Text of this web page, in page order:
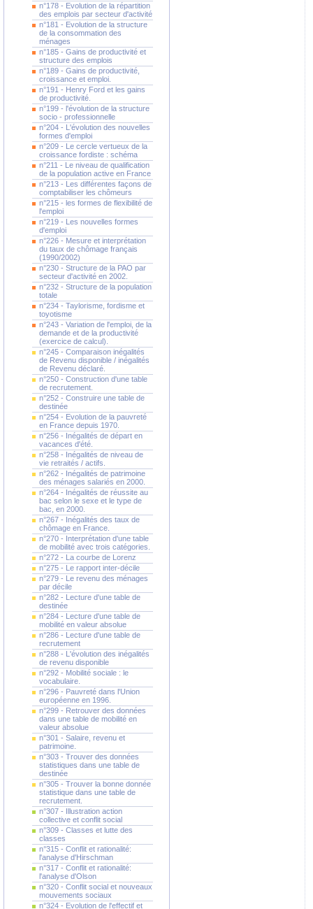
n°178 - Evolution de la répartition
des emplois par secteur d'activité
n°181 - Evolution de la structure
de la consommation des
ménages
n°185 - Gains de productivité et
structure des emplois
n°189 - Gains de productivité,
croissance et emploi.
n°191 - Henry Ford et les gains
de productivité.
n°199 - l'évolution de la structure
socio - professionnelle
n°204 - L'évolution des nouvelles
formes d'emploi
n°209 - Le cercle vertueux de la
croissance fordiste : schéma
n°211 - Le niveau de qualification
de la population active en France
n°213 - Les différentes façons de
comptabiliser les chômeurs
n°215 - les formes de flexibilité de
l'emploi
n°219 - Les nouvelles formes
d'emploi
n°226 - Mesure et interprétation
du taux de chômage français
(1990/2002)
n°230 - Structure de la PAO par
secteur d'activité en 2002.
n°232 - Structure de la population
totale
n°234 - Taylorisme, fordisme et
toyotisme
n°243 - Variation de l'emploi, de la
demande et de la productivité
(exercice de calcul).
n°245 - Comparaison inégalités
de Revenu disponible / inégalités
de Revenu déclaré.
n°250 - Construction d'une table
de recrutement.
n°252 - Construire une table de
destinée
n°254 - Evolution de la pauvreté
en France depuis 1970.
n°256 - Inégalités de départ en
vacances d'été.
n°258 - Inégalités de niveau de
vie retraités / actifs.
n°262 - Inégalités de patrimoine
des ménages salariés en 2000.
n°264 - Inégalités de réussite au
bac selon le sexe et le type de
bac, en 2000.
n°267 - Inégalités des taux de
chômage en France.
n°270 - Interprétation d'une table
de mobilité avec trois catégories.
n°272 - La courbe de Lorenz
n°275 - Le rapport inter-décile
n°279 - Le revenu des ménages
par décile
n°282 - Lecture d'une table de
destinée
n°284 - Lecture d'une table de
mobilité en valeur absolue
n°286 - Lecture d'une table de
recrutement
n°288 - L'évolution des inégalités
de revenu disponible
n°292 - Mobilité sociale : le
vocabulaire.
n°296 - Pauvreté dans l'Union
européenne en 1996.
n°299 - Retrouver des données
dans une table de mobilité en
valeur absolue
n°301 - Salaire, revenu et
patrimoine.
n°303 - Trouver des données
statistiques dans une table de
destinée
n°305 - Trouver la bonne donnée
statistique dans une table de
recrutement.
n°307 - Illustration action
collective et conflit social
n°309 - Classes et lutte des
classes
n°315 - Conflit et rationalité:
l'analyse d'Hirschman
n°317 - Conflit et rationalité:
l'analyse d'Olson
n°320 - Conflit social et nouveaux
mouvements sociaux
n°324 - Evolution de l'effectif et